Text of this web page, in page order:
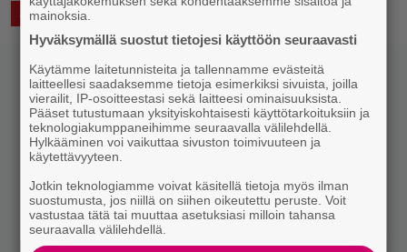
AIVOJUMPPAA
mainoksia.
Hyväksymällä suostut tietojesi käyttöön seuraavasti
Käytämme laitetunnisteita ja tallennamme evästeitä
laitteellesi saadaksemme tietoja esimerkiksi sivuista, joilla
vierailit, IP-osoitteestasi sekä laitteesi ominaisuuksista.
Pääset tutustumaan yksityiskohtaisesti käyttötarkoituksiin ja
teknologiakumppaneihimme seuraavalla välilehdellä.
Hylkääminen voi vaikuttaa sivuston toimivuuteen ja
käytettävyyteen.
Jotkin teknologiamme voivat käsitellä tietoja myös ilman
suostumusta, jos niillä on siihen oikeutettu peruste. Voit
vastustaa tätä tai muuttaa asetuksiasi milloin tahansa
seuraavalla välilehdellä.